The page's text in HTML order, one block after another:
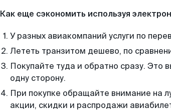
Как еще сэкономить используя
У разных авиакомпаний услуги по
Лететь транзитом дешево, по
Покупайте туда и обратно сразу. Это
одну сторону.
При покупке обращайте внимание на
акции, скидки и распродажи